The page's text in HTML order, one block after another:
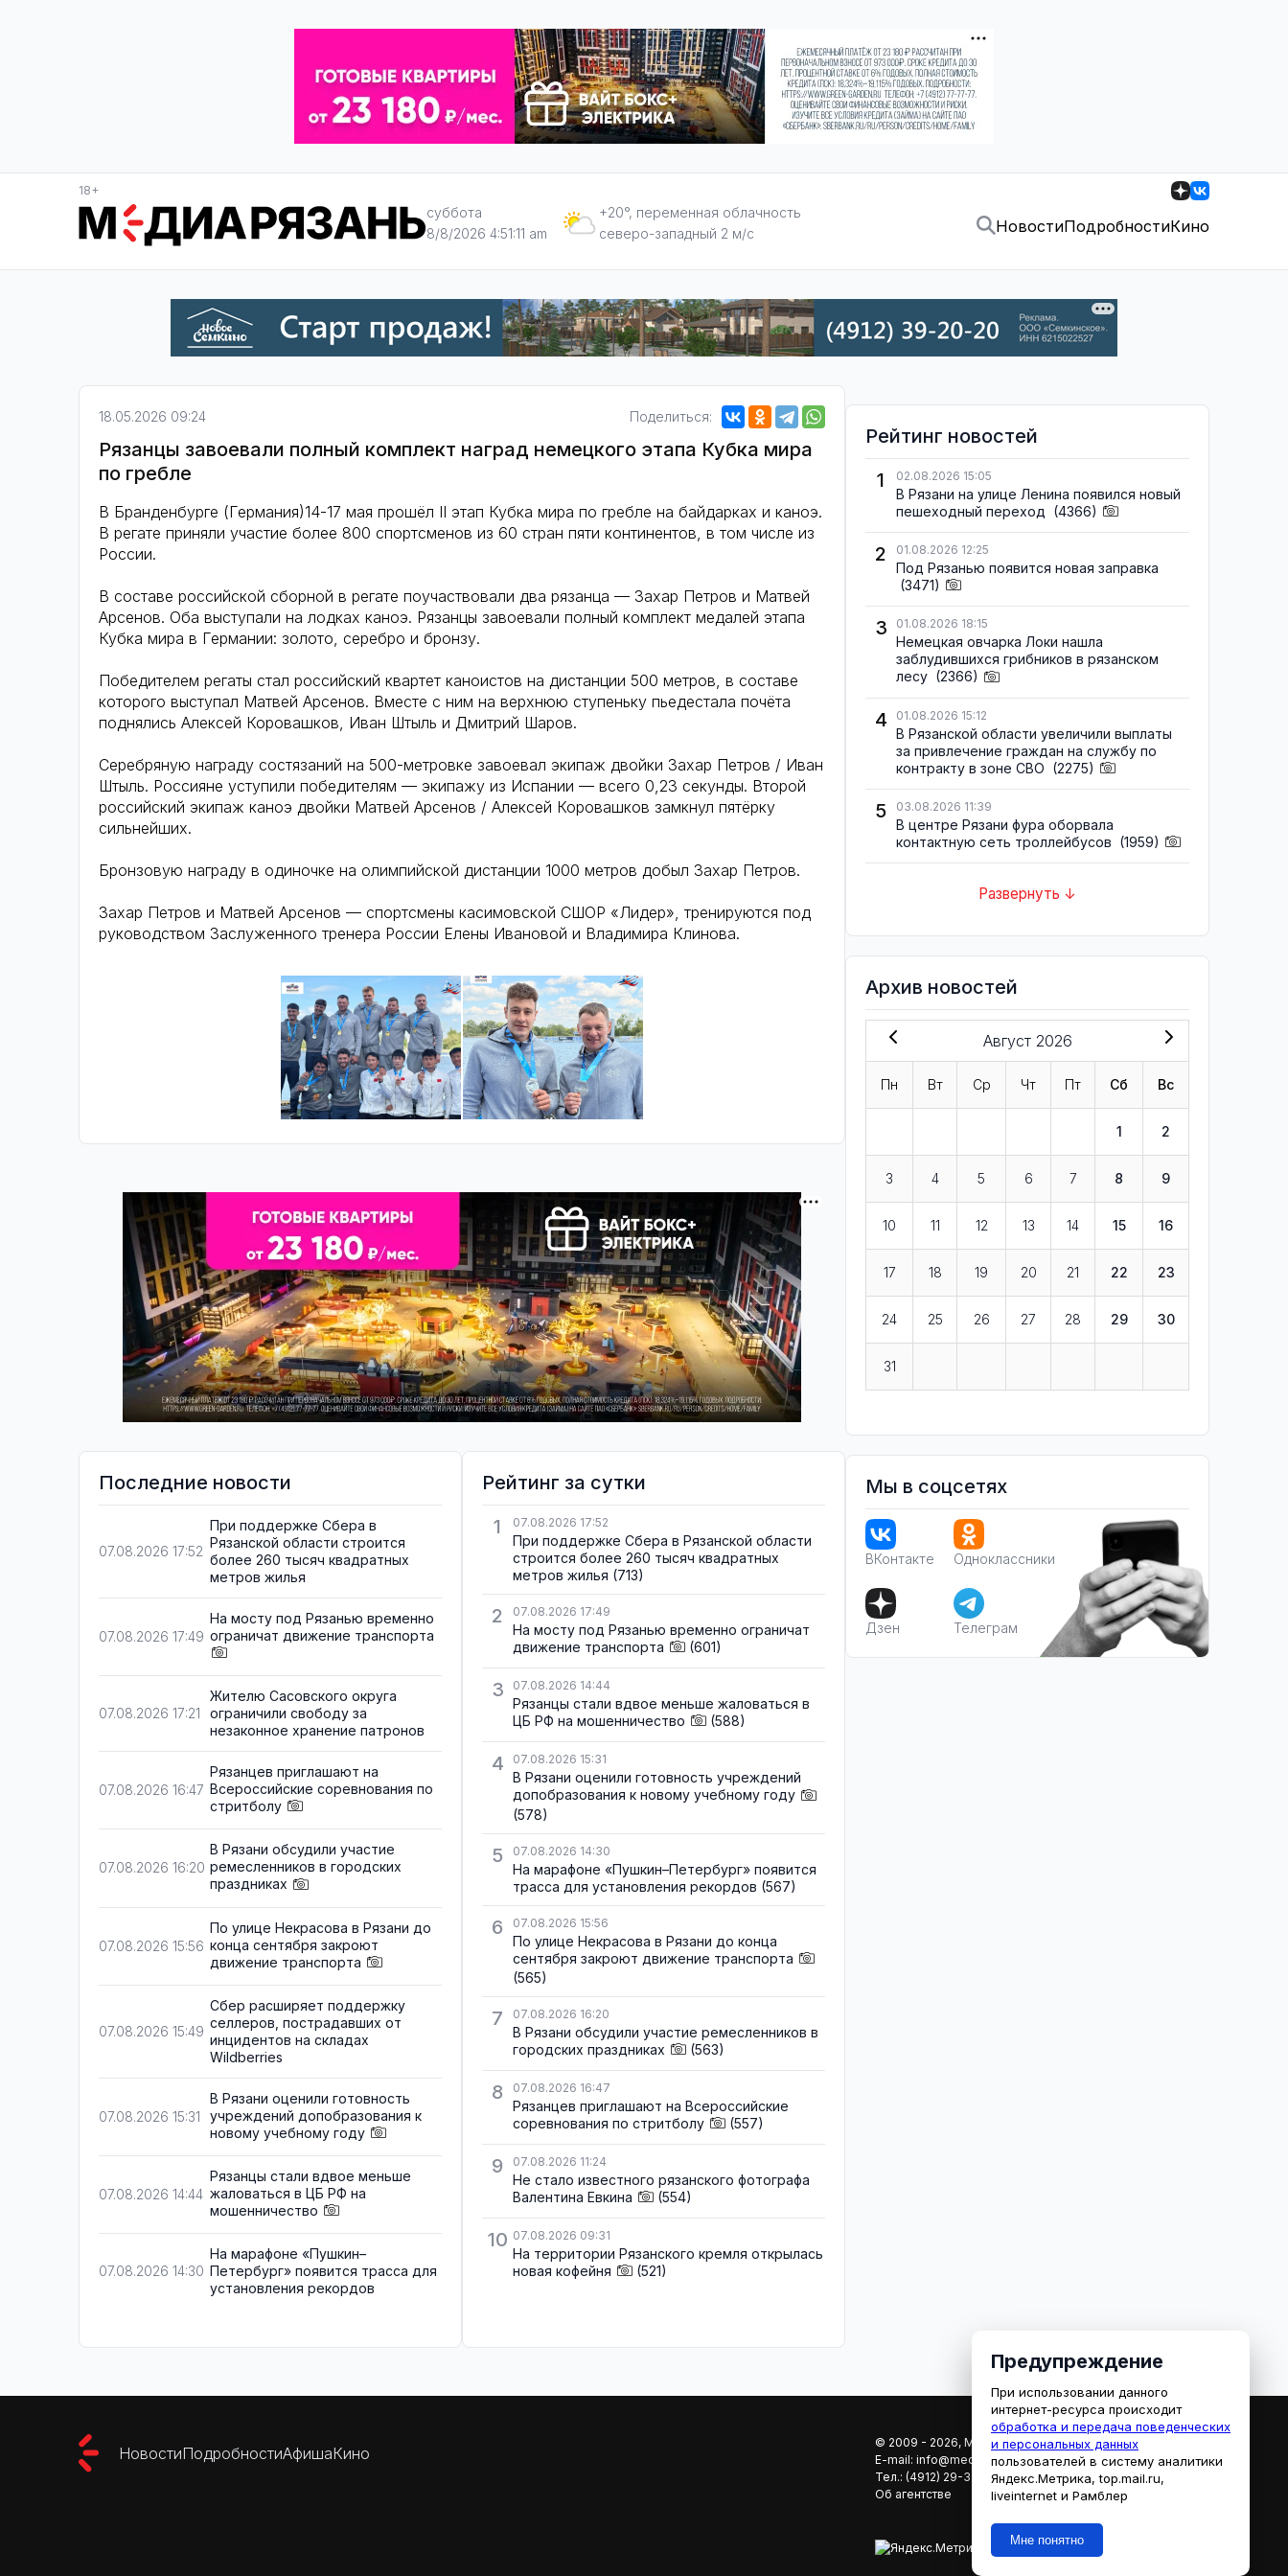
18+
суббота
8/8/2026 4:51:12 am
+20°, переменная облачность
северо-западный 2 м/с
НовостиПодробностиКино
18.05.2026 09:24 Поделиться:
Рязанцы завоевали полный комплект наград немецкого этапа Кубка мира
по гребле
В Бранденбурге (Германия)14-17 мая прошёл II этап Кубка мира по гребле на байдарках и каноэ.
В регате приняли участие более 800 спортсменов из 60 стран пяти континентов, в том числе из
России.
В составе российской сборной в регате поучаствовали два рязанца — Захар Петров и Матвей
Арсенов. Оба выступали на лодках каноэ. Рязанцы завоевали полный комплект медалей этапа
Кубка мира в Германии: золото, серебро и бронзу.
Победителем регаты стал российский квартет каноистов на дистанции 500 метров, в составе
которого выступал Матвей Арсенов. Вместе с ним на верхнюю ступеньку пьедестала почёта
поднялись Алексей Коровашков, Иван Штыль и Дмитрий Шаров.
Серебряную награду состязаний на 500-метровке завоевал экипаж двойки Захар Петров / Иван
Штыль. Россияне уступили победителям — экипажу из Испании — всего 0,23 секунды. Второй
российский экипаж каноэ двойки Матвей Арсенов / Алексей Коровашков замкнул пятёрку
сильнейших.
Бронзовую награду в одиночке на олимпийской дистанции 1000 метров добыл Захар Петров.
Захар Петров и Матвей Арсенов — спортсмены касимовской СШОР «Лидер», тренируются под
руководством Заслуженного тренера России Елены Ивановой и Владимира Клинова.
Последние новости
07.08.2026 17:52
При поддержке Сбера в
Рязанской области строится
более 260 тысяч квадратных
метров жилья
07.08.2026 17:49
На мосту под Рязанью временно
ограничат движение транспорта
07.08.2026 17:21
Жителю Сасовского округа
ограничили свободу за
незаконное хранение патронов
07.08.2026 16:47
Рязанцев приглашают на
Всероссийские соревнования по
стритболу
07.08.2026 16:20
В Рязани обсудили участие
ремесленников в городских
праздниках
07.08.2026 15:56
По улице Некрасова в Рязани до
конца сентября закроют
движение транспорта
07.08.2026 15:49
Сбер расширяет поддержку
селлеров, пострадавших от
инцидентов на складах
Wildberries
07.08.2026 15:31
В Рязани оценили готовность
учреждений допобразования к
новому учебному году
07.08.2026 14:44
Рязанцы стали вдвое меньше
жаловаться в ЦБ РФ на
мошенничество
07.08.2026 14:30
На марафоне «Пушкин–
Петербург» появится трасса для
установления рекордов
Рейтинг за сутки
1
07.08.2026 17:52
При поддержке Сбера в Рязанской области
строится более 260 тысяч квадратных
метров жилья (713)
2 07.08.2026 17:49
На мосту под Рязанью временно ограничат
движение транспорта
(601)
3 07.08.2026 14:44
Рязанцы стали вдвое меньше жаловаться в
ЦБ РФ на мошенничество
(588)
4 07.08.2026 15:31
В Рязани оценили готовность учреждений
допобразования к новому учебному году
(578)
5 07.08.2026 14:30
На марафоне «Пушкин–Петербург» появится
трасса для установления рекордов (567)
6 07.08.2026 15:56
По улице Некрасова в Рязани до конца
сентября закроют движение транспорта
(565)
7 07.08.2026 16:20
В Рязани обсудили участие ремесленников в
городских праздниках
(563)
8 07.08.2026 16:47
Рязанцев приглашают на Всероссийские
соревнования по стритболу
(557)
9 07.08.2026 11:24
Не стало известного рязанского фотографа
Валентина Евкина
(554)
10 07.08.2026 09:31
На территории Рязанского кремля открылась
новая кофейня
(521)
Рейтинг новостей
1
02.08.2026 15:05
В Рязани на улице Ленина появился новый
пешеходный переход (4366)
2 01.08.2026 12:25
Под Рязанью появится новая заправка
(3471)
3 01.08.2026 18:15
Немецкая овчарка Локи нашла
заблудившихся грибников в рязанском
лесу (2366)
4 01.08.2026 15:12
В Рязанской области увеличили выплаты
за привлечение граждан на службу по
контракту в зоне СВО (2275)
5 03.08.2026 11:39
В центре Рязани фура оборвала
контактную сеть троллейбусов (1959)
Развернуть ↓
Архив новостей
Август 2026
Пн Вт Ср Чт Пт Сб Вс
1 2
3 4 5 6 7 8 9
10 11 12 13 14 15 16
17 18 19 20 21 22 23
24 25 26 27 28 29 30
31
Мы в соцсетях
ВКонтакте Одноклассники
Дзен Телеграм
НовостиПодробностиАфишаКино
© 2009 - 2026, МЕДИАРЯЗАНЬ
E-mail: info@mediaryazan.ru,reklama@mediaryazan.ru
Тел.: (4912) 29-33-66
Об агентстве
Предупреждение
При использовании данного
интернет-ресурса происходит
обработка и передача поведенческих
и персональных данных
пользователей в систему аналитики
Яндекс.Метрика, top.mail.ru,
liveinternet и Рамблер
Мне понятно